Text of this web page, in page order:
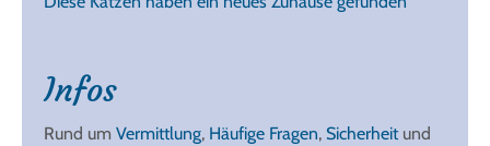
Infos
Rund um Vermittlung, Häufige Fragen, Sicherheitund